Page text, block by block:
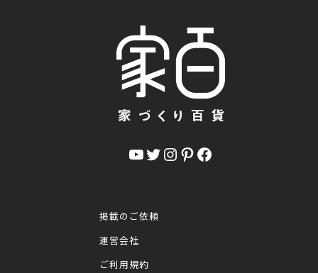
YouTube Twitter InstagramPinterest Facebook
掲載のご依頼
運営会社
ご利用規約